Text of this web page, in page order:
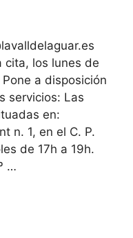
cita, los lunes de
a disposición
servicios: Las
en:
n. 1, en el C. P.
de 17h a 19h.
…